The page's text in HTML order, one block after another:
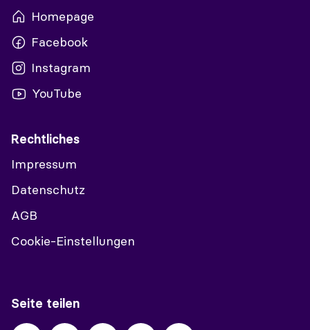
Homepage
Facebook
Instagram
YouTube
Rechtliches
Impressum
Datenschutz
AGB
Cookie-Einstellungen
Seite teilen